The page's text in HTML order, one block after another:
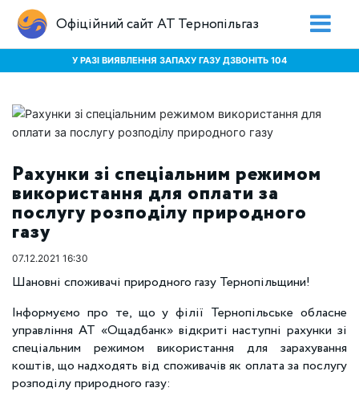
Офіційний сайт АТ Тернопільгаз
У РАЗІ ВИЯВЛЕННЯ ЗАПАХУ ГАЗУ ДЗВОНІТЬ 104
Рахунки зі спеціальним режимом
використання для оплати за
послугу розподілу природного
газу
07.12.2021 16:30
Шановні споживачі природного газу Тернопільщини!
Інформуємо про те, що у філії Тернопільське обласне
управління АТ «Ощадбанк» відкриті наступні рахунки зі
спеціальним режимом використання для зарахування
коштів, що надходять від споживачів як оплата за послугу
розподілу природного газу: